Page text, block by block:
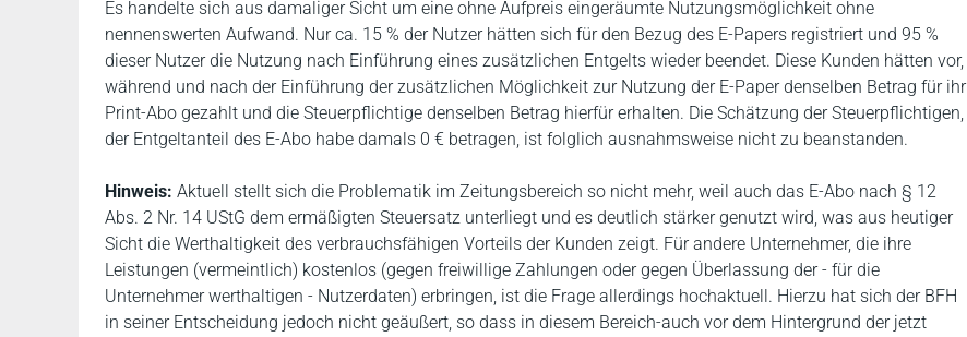
Es handelte sich aus damaliger Sicht um eine ohne Aufpreis eingeräumte Nutzungsmöglichkeit ohne
nennenswerten Aufwand. Nur ca. 15 % der Nutzer hätten sich für den Bezug des E-Papers registriert und 95 %
dieser Nutzer die Nutzung nach Einführung eines zusätzlichen Entgelts wieder beendet. Diese Kunden hätten vor,
während und nach der Einführung der zusätzlichen Möglichkeit zur Nutzung der E-Paper denselben Betrag für ihr
Print-Abo gezahlt und die Steuerpflichtige denselben Betrag hierfür erhalten. Die Schätzung der Steuerpflichtigen,
der Entgeltanteil des E-Abo habe damals 0 € betragen, ist folglich ausnahmsweise nicht zu beanstanden.
Hinweis: Aktuell stellt sich die Problematik im Zeitungsbereich so nicht mehr, weil auch das E-Abo nach § 12
Abs. 2 Nr. 14 UStG dem ermäßigten Steuersatz unterliegt und es deutlich stärker genutzt wird, was aus heutiger
Sicht die Werthaltigkeit des verbrauchsfähigen Vorteils der Kunden zeigt. Für andere Unternehmer, die ihre
Leistungen (vermeintlich) kostenlos (gegen freiwillige Zahlungen oder gegen Überlassung der - für die
Unternehmer werthaltigen - Nutzerdaten) erbringen, ist die Frage allerdings hochaktuell. Hierzu hat sich der BFH
in seiner Entscheidung jedoch nicht geäußert, so dass in diesem Bereich-auch vor dem Hintergrund der jetzt